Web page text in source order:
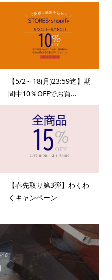
【5/2～18(月)23:59迄】期
間中10％OFFでお買...
【春先取り第3弾】わくわ
くキャンペーン